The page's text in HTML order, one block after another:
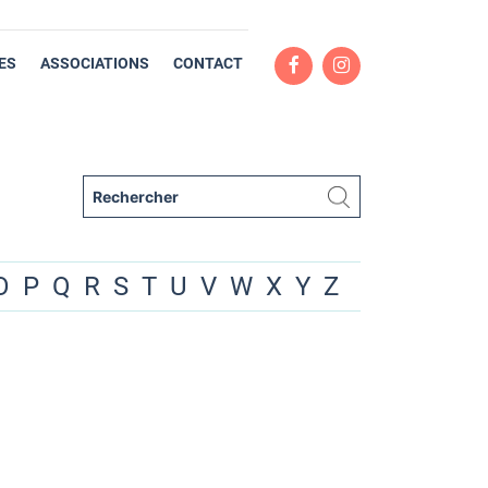
ASSOCIATIONS CONTACT
P Q R S T U V W X Y Z